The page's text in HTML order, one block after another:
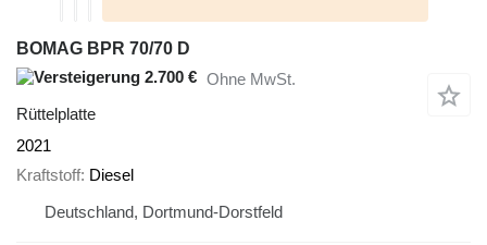
BOMAG BPR 70/70 D
2.700 € Ohne MwSt.
Rüttelplatte
2021
Kraftstoff Diesel
Deutschland, Dortmund-Dorstfeld